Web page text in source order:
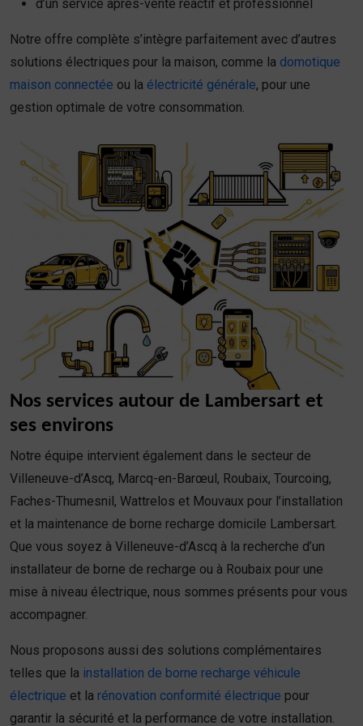
d’un service après-vente réactif et professionnel
Notre offre complète s’intègre parfaitement avec d’autres
solutions électriques pour la maison, comme la domotique
maison connectée ou la électricité générale, pour une
gestion optimale de votre consommation.
Nos services autour de Lambersart et
ses environs
Notre équipe intervient également dans le secteur de
Villeneuve-d’Ascq, Marcq-en-Barœul, Roubaix, Tourcoing,
Faches-Thumesnil, Wattrelos et Mouvaux pour l’installation
et la maintenance de borne recharge domicile Lambersart.
Que vous soyez à Villeneuve-d’Ascq à la recherche d’un
installateur de borne de recharge ou à Roubaix pour une
mise à niveau électrique, nous sommes présents pour vous
accompagner.
Nous proposons aussi des solutions complémentaires
telles que la installation de borne recharge véhicule
électrique et la rénovation conformité électrique pour
garantir la sécurité et la performance de votre installation.